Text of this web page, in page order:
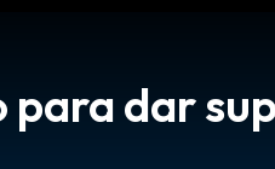
para dar